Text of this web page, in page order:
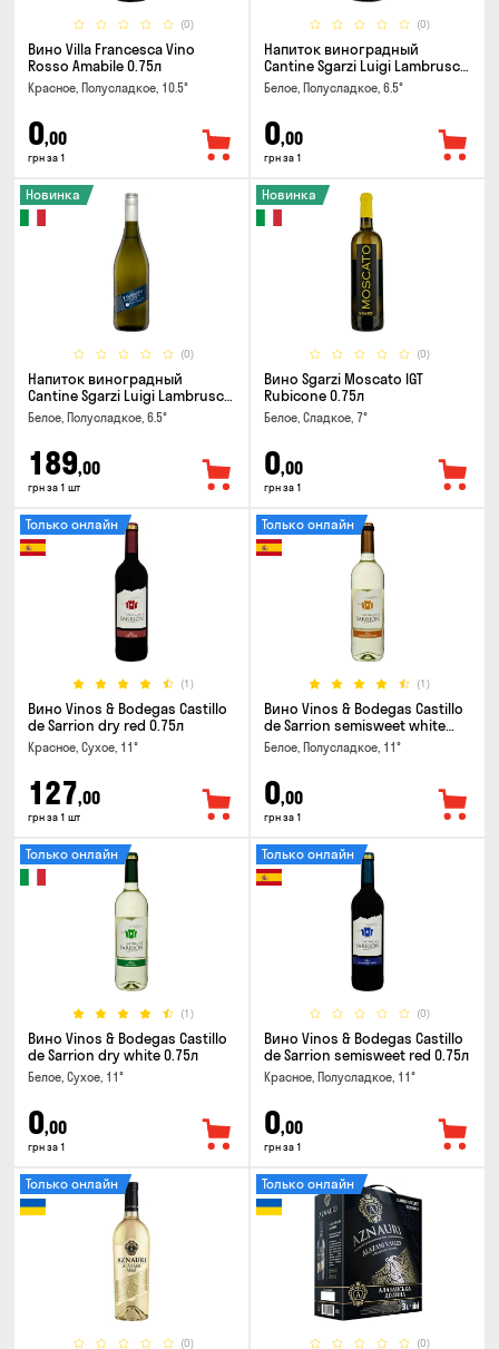
(0)
Вино Villa Francesca Vino
Rosso Amabile 0.75л
Красное, Полусладкое, 10.5°
0,00
грн за 1
(0)
Напиток виноградный
Cantine Sgarzi Luigi Lambrusco
IGT Emilia Bianca Frizziante
0.75л
Белое, Полусладкое, 6.5°
0,00
грн за 1
(0)
Новинка
Напиток виноградный
Cantine Sgarzi Luigi Lambrusco
IGT Emilia Bianca Frizziante
0.75л
Белое, Полусладкое, 6.5°
189,00
грн за 1 шт
(0)
Новинка
Вино Sgarzi Moscato IGT
Rubicone 0.75л
Белое, Сладкое, 7°
0,00
грн за 1
(1)
Только онлайн
Вино Vinos & Bodegas Castillo
de Sarrion dry red 0.75л
Красное, Сухое, 11°
127,00
грн за 1 шт
(1)
Только онлайн
Вино Vinos & Bodegas Castillo
de Sarrion semisweet white
0.75л
Белое, Полусладкое, 11°
0,00
грн за 1
(1)
Только онлайн
Вино Vinos & Bodegas Castillo
de Sarrion dry white 0.75л
Белое, Сухое, 11°
0,00
грн за 1
(0)
Только онлайн
Вино Vinos & Bodegas Castillo
de Sarrion semisweet red 0.75л
Красное, Полусладкое, 11°
0,00
грн за 1
(0)
Только онлайн
(0)
Только онлайн